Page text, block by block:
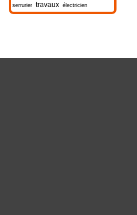
serrurier travaux électricien